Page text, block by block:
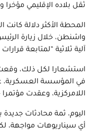
ثقل بلاده الإقليمي
المحطة الأكثر دلالة كانت
واشنطن، خلال زيارة
آلية ثلاثية “لمتابعة
استشعارا لكل ذلك، وقعت
اللامركزية، وعقدت مؤتمرا خاصا
اليوم، ثمة محادثات
أي سيناريوهات مواجهة،